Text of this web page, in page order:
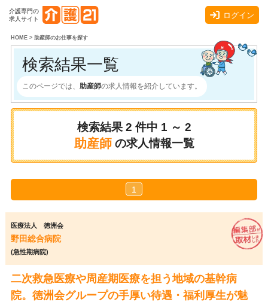
介護専門の
求人サイト
ログイン
HOME> 助産師のお仕事を探す
検索結果一覧
このページでは、 助産師の求人情報を紹介しています。
検索結果 2 件中 1 ～ 2
助産師 の求人情報一覧
1
医療法人 徳洲会
野田総合病院
(急性期病院)
二次救急医療や周産期医療を担う地域の基幹病
院。徳洲会グループの手厚い待遇・福利厚生が魅